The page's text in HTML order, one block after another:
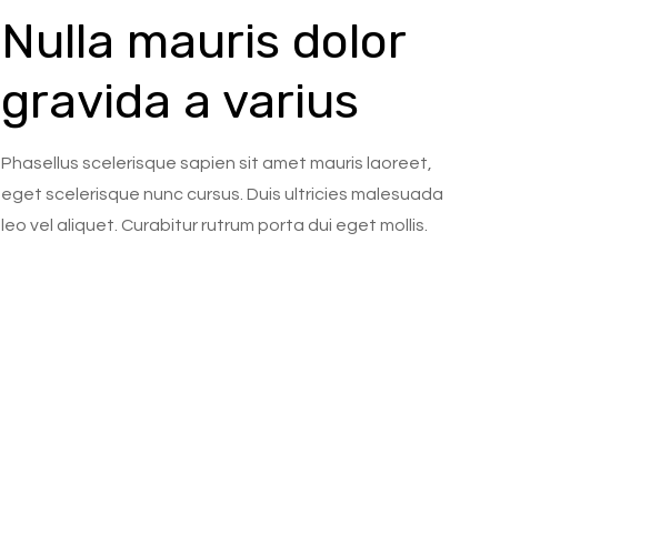
Nulla mauris dolor
gravida a varius
Phasellus scelerisque sapien sit amet mauris laoreet,
eget scelerisque nunc cursus. Duis ultricies malesuada
leo vel aliquet. Curabitur rutrum porta dui eget mollis.